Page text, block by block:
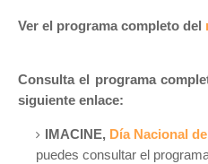
Ver el programa completo del
Consulta el programa
siguiente enlace:
IMACINE, Día Nacional
puedes consultar el